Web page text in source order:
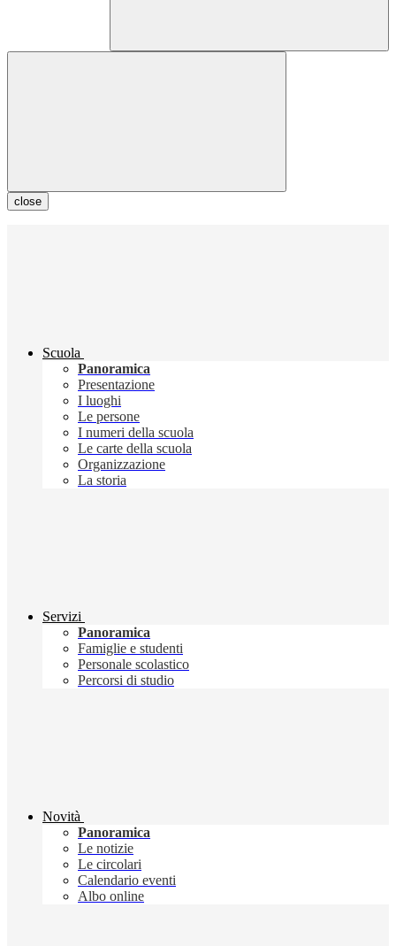
close
Scuola
Panoramica
Presentazione
I luoghi
Le persone
I numeri della scuola
Le carte della scuola
Organizzazione
La storia
Servizi
Panoramica
Famiglie e studenti
Personale scolastico
Percorsi di studio
Novità
Panoramica
Le notizie
Le circolari
Calendario eventi
Albo online